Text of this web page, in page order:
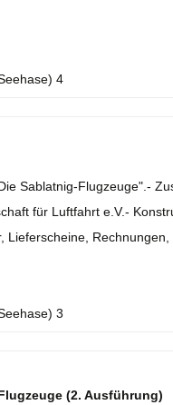
4
Sablatnig-Flugzeuge".-
für Luftfahrt e.V.-
Rechnungen,
3
(2. Ausführung)